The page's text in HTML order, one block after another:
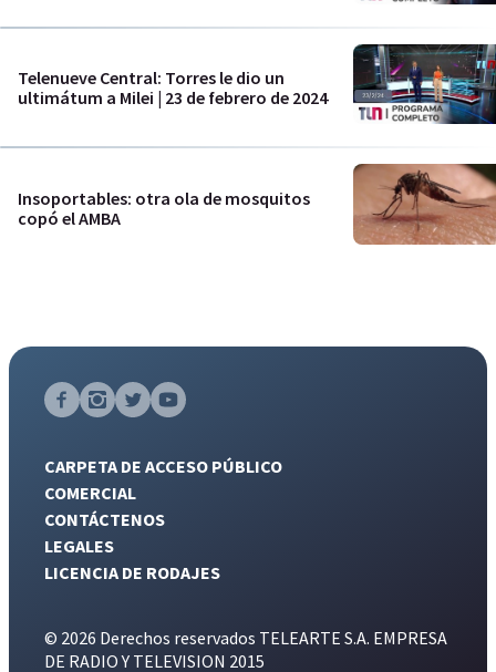
Telenueve Central: Torres le dio un
ultimátum a Milei | 23 de febrero de 2024
Insoportables: otra ola de mosquitos
copó el AMBA
CARPETA DE ACCESO PÚBLICO
COMERCIAL
CONTÁCTENOS
LEGALES
LICENCIA DE RODAJES
© 2026 Derechos reservados TELEARTE S.A. EMPRESA
DE RADIO Y TELEVISION 2015